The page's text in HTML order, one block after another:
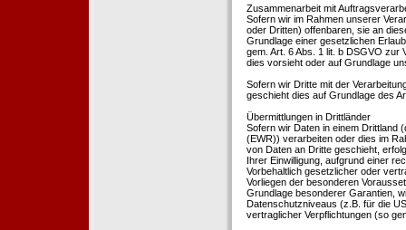
Zusammenarbeit mit
Sofern wir im Rahmen unserer
oder Dritten) offenbaren, sie an
Grundlage einer gesetzlichen
gem. Art. 6 Abs. 1 lit. b DSGVO zur
dies vorsieht oder auf Grundlage
Sofern wir Dritte mit der
geschieht dies auf Grundlage des
Übermittlungen in Drittländer
Sofern wir Daten in einem Drittland
(EWR)) verarbeiten oder dies im
von Daten an Dritte geschieht,
Ihrer Einwilligung, aufgrund einer
Vorbehaltlich gesetzlicher oder
Vorliegen der besonderen
Grundlage besonderer Garantien,
Datenschutzniveaus (z.B. für die
vertraglicher Verpflichtungen (so